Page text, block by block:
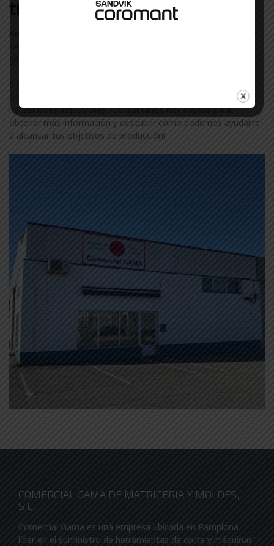
trabajamos en Alava
Además de Selter, colaboramos con otras marcas líderes en el
sector industrial en Alava. Descubre más sobre nuestra amplia
gama de marcas visitando nuestra
distribuidor de confianza de Selter en Alava, para todas tus
necesidades industriales. ¡Contáctanos hoy mismo para
obtener más información y descubrir cómo podemos ayudarte
a alcanzar tus objetivos de producción!
COMERCIAL GAMA DE MATRICERIA Y MOLDES,
S.L.
Comercial Gama es una empresa ubicada en Pamplona
líder en el suministro de herramientas de corte y máquinas